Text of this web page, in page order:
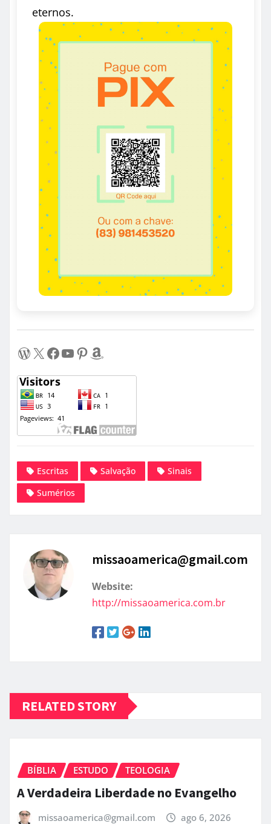
eternos.
WordPress X Facebook Youtube Pinterest Amazon
Escritas Salvação
Sinais
Sumérios
missaoamerica@gmail.com
Website:
http://missaoamerica.com.br
RELATED STORY
BÍBLIA ESTUDO TEOLOGIA
A Verdadeira Liberdade no Evangelho
missaoamerica@gmail.com ago 6, 2026